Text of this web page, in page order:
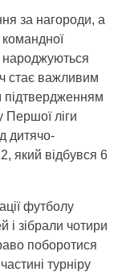
за нагороди, а
народжуються
стає важливим
підтвердженням
Першої ліги
дитячо-
який відбувся 6
футболу
і зібрали чотири
поборотися
турніру